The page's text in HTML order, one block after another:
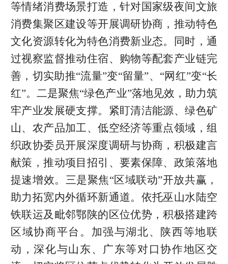
等情绪消费场景打造，针对国家级夜间文旅
消费集聚区建设等开展调研协商，推动特色
文化资源转化为特色消费新业态。同时，通
过视察监督推动住宿、购物等配套产业链完
善，切实助推“流量”变“留量”、“网红”变“长
红”。二是聚焦“绿色产业”落地见效，助力筑
牢产业发展硬支撑。紧盯清洁能源、绿色矿
山、农产品加工、低空经济等重点领域，组
织政协委员开展深度调研与协商，积极建言
献策，推动项目招引、要素保障、政策落地
提速增效。三是聚焦“区域联动”开放共赢，
助力拓宽内外循环新通道。依托巫山水陆空
铁联运及毗邻鄂陕的区位优势，积极搭建跨
区域协商平台。加强与湖北、陕西等地联
动，深化与山东、广东等对口协作地区交